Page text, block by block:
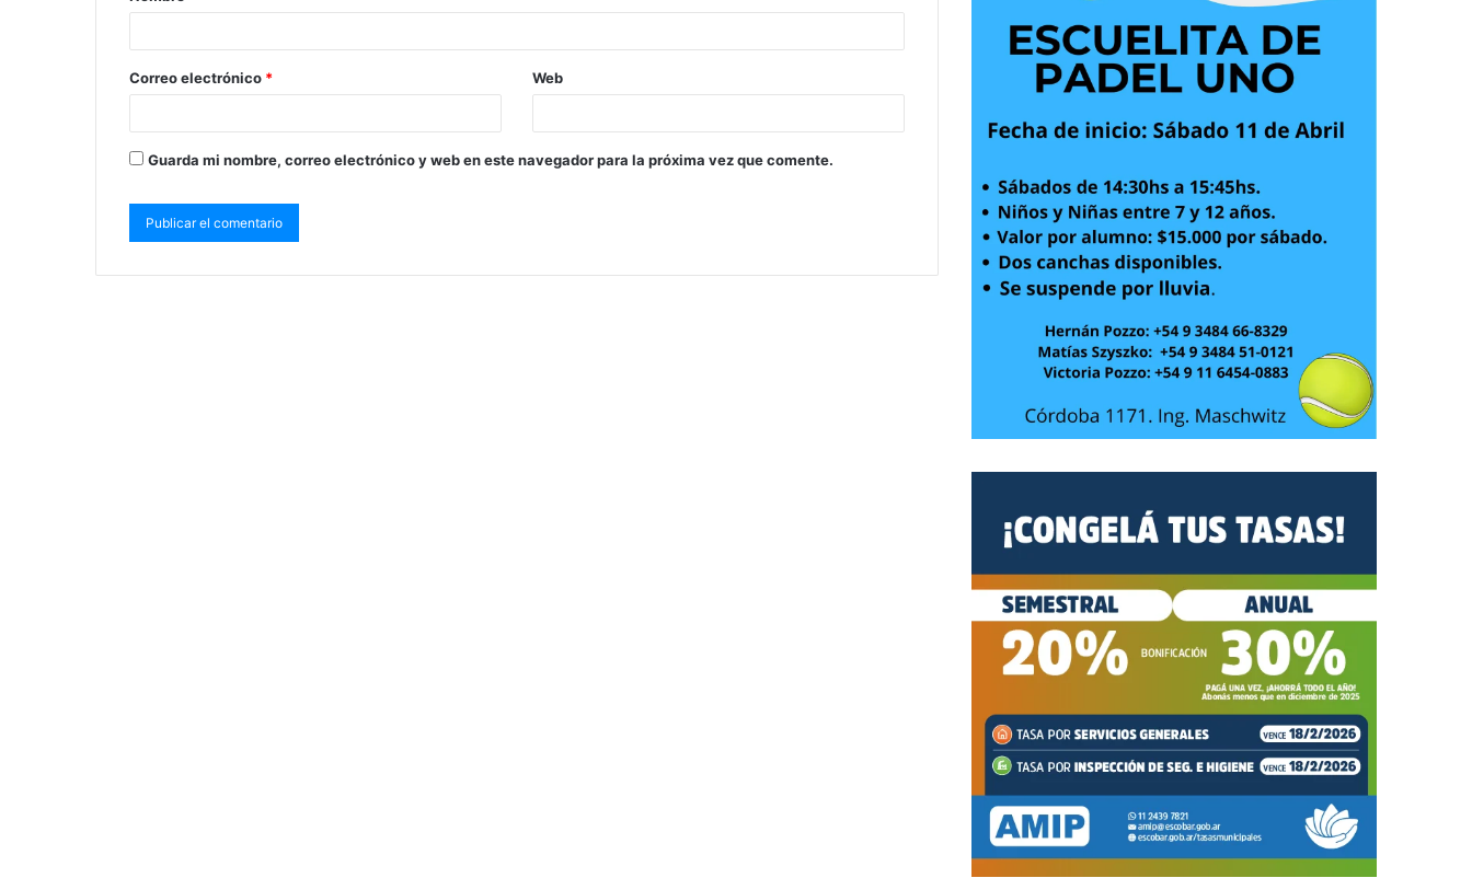
Correo electrónico * Web
Guarda mi nombre, correo electrónico y web en este navegador para la próxima vez que comente.